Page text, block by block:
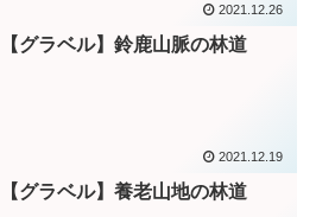
2021.12.26
【グラベル】鈴鹿山脈の林道
2021.12.19
【グラベル】養老山地の林道